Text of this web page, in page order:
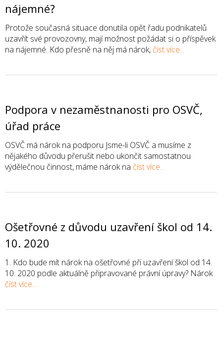
nájemné?
Protože současná situace donutila opět řadu podnikatelů
uzavřít své provozovny, mají možnost požádat si o příspěvek
na nájemné. Kdo přesně na něj má nárok, číst více...
Podpora v nezaměstnanosti pro OSVČ,
úřad práce
OSVČ má nárok na podporu Jsme-li OSVČ a musíme z
nějakého důvodu přerušit nebo ukončit samostatnou
výdělečnou činnost, máme nárok na číst více...
Ošetřovné z důvodu uzavření škol od 14.
10. 2020
1. Kdo bude mít nárok na ošetřovné při uzavření škol od 14.
10. 2020 podle aktuálně připravované právní úpravy? Nárok
číst více...